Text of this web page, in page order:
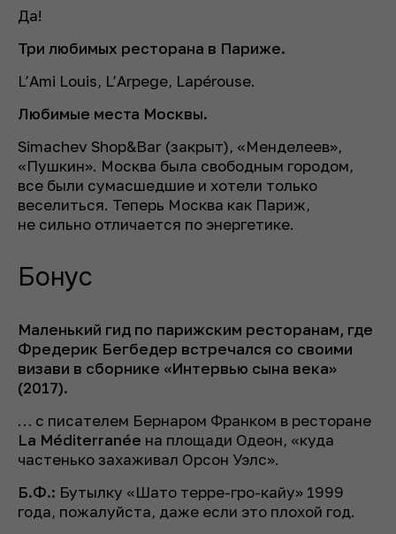
Да!
Три любимых ресторана в Париже.
L’Ami Louis, L’Arpege, Lapérouse.
Любимые места Москвы.
Simachev Shop&Bar (закрыт), «Менделеев»,
«Пушкин». Москва была свободным городом,
все были сумасшедшие и хотели только
веселиться. Теперь Москва как Париж,
не сильно отличается по энергетике.
Бонус
Маленький гид по парижским ресторанам, где
Фредерик Бегбедер встречался со своими
визави в сборнике «Интервью сына века»
(2017).
… с писателем Бернаром Франком в ресторане
La Méditerranée на площади Одеон, «куда
частенько захаживал Орсон Уэлс».
Б.Ф.: Бутылку «Шато терре-гро-кайу» 1999
года, пожалуйста, даже если это плохой год.